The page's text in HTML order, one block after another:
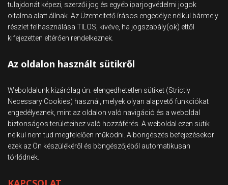
tulajdonát képezi, szerzői jog és egyéb iparjogvédelmi jogok
oltalma alatt állnak. Az Üzemeltető írásos engedélye nélkül bármely
részlet felhasználása TILOS, kivéve, ha jogszabály(ok) ettől
kifejezetten eltérően rendelkeznek.
Az oldalon használt sütikről
Weboldalunk kizárólag ún. elengedhetetlen sütiket (Strictly
Necessary Cookies) használ, melyek olyan alapvető funkciókat
engedélyeznek, mint az oldalon való navigáció és a weboldal
biztonságos területeihez való hozzáférés. A weboldal ezen sütik
nélkül nem tud megfelelően működni. A böngészés befejezésekor
ezek az Ön készülékéről és böngészőjéből automatikusan
törlődnek.